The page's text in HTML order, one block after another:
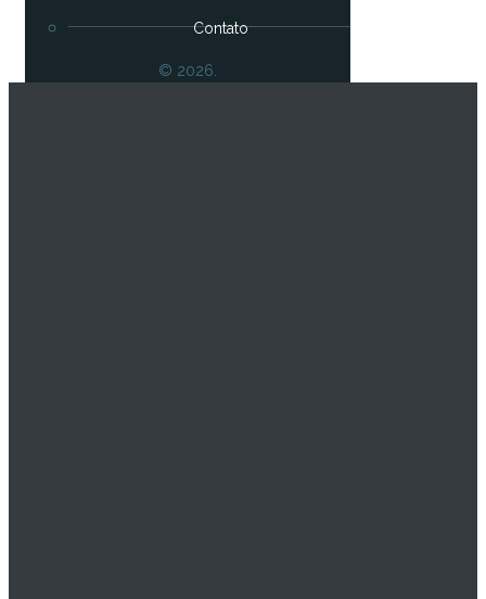
Contato
© 2026.